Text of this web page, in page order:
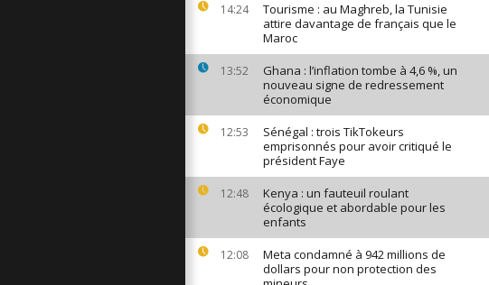
14:24
Tourisme : au Maghreb, la Tunisie
attire davantage de français que le
Maroc
13:52
Ghana : l’inflation tombe à 4,6 %, un
nouveau signe de redressement
économique
12:53
Sénégal : trois TikTokeurs
emprisonnés pour avoir critiqué le
président Faye
12:48
Kenya : un fauteuil roulant
écologique et abordable pour les
enfants
12:08
Meta condamné à 942 millions de
dollars pour non protection des